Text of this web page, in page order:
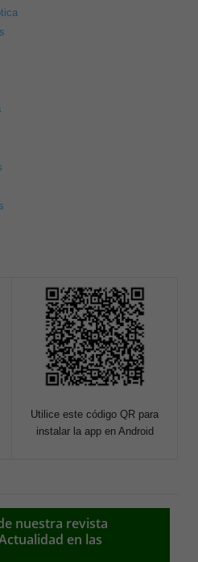
Utilice este código QR para
instalar la app en Android
nuestra revista
en las